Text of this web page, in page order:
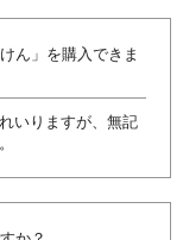
ん」を購入できま
いりますが、無記